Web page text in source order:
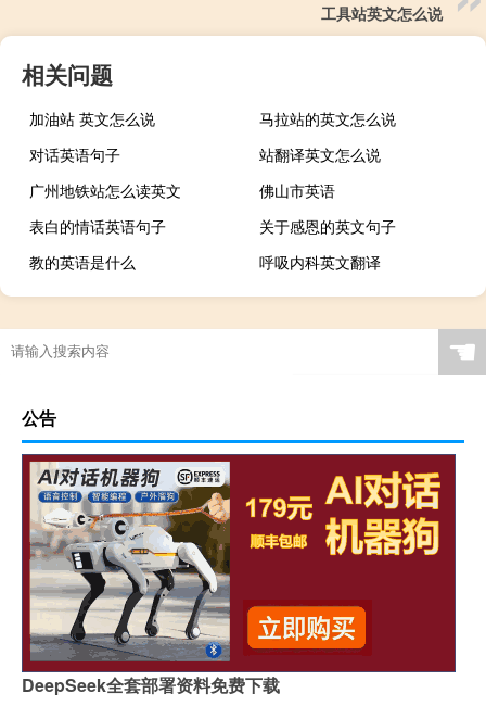
工具站英文怎么说
相关问题
加油站 英文怎么说
马拉站的英文怎么说
对话英语句子
站翻译英文怎么说
广州地铁站怎么读英文
佛山市英语
表白的情话英语句子
关于感恩的英文句子
教的英语是什么
呼吸内科英文翻译
☚
公告
DeepSeek全套部署资料免费下载